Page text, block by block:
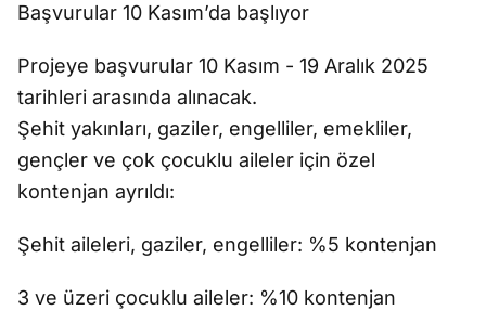
Başvurular 10 Kasım’da başlıyor
Projeye başvurular 10 Kasım - 19 Aralık 2025
tarihleri arasında alınacak.
Şehit yakınları, gaziler, engelliler, emekliler,
gençler ve çok çocuklu aileler için özel
kontenjan ayrıldı:
Şehit aileleri, gaziler, engelliler: %5 kontenjan
3 ve üzeri çocuklu aileler: %10 kontenjan